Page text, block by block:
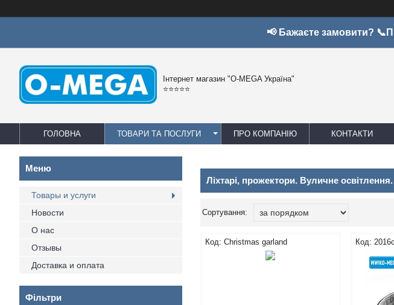
📢 Бажаєте замовити?
Інтернет магазин "O-MEGA Україна"
⭐⭐⭐⭐⭐
ГОЛОВНА ТОВАРИ ТА ПОСЛУГИ ПРО КОМПАНІЮ КОНТАКТИ
Ліхтарі, прожектори. Вуличне освітлення.
Christmas garland
Товары и услуги
Новости
О нас
Отзывы
Доставка и оплата
Фільтри